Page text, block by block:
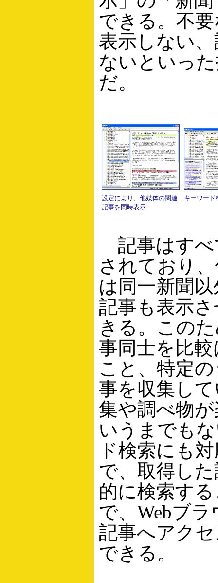
できる。不
表示しない
ないといっ
だ。
設定により、他媒体の関連
記事を同時表示
キーワード
記事はすべ
されており
は同一新聞
記事も表示
きる。この
事同士を比
こと、特定
事を収集し
集や調べ物
いうまでも
ド検索にも
で、取得し
的に検索す
で、Webブ
記事へアク
できる。